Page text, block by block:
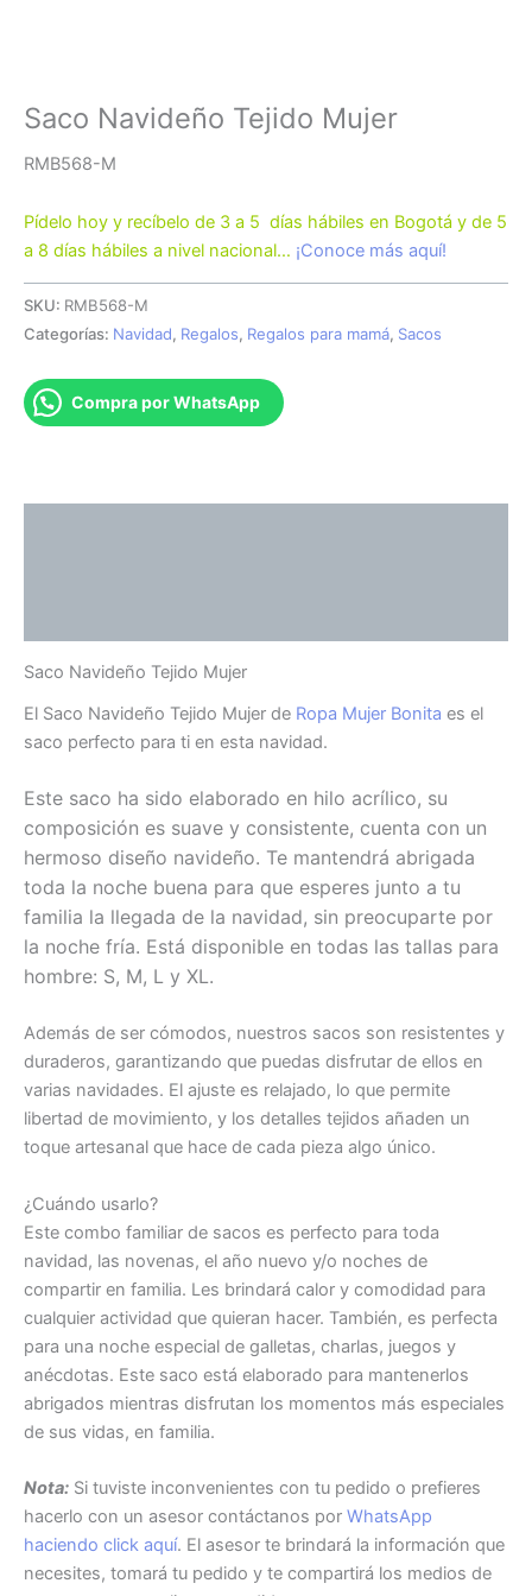
Saco Navideño Tejido Mujer
RMB568-M
Pídelo hoy y recíbelo de 3 a 5 días hábiles en Bogotá y de 5
a 8 días hábiles a nivel nacional… ¡Conoce más aquí!
SKU: RMB568-M
Categorías: Navidad, Regalos, Regalos para mamá, Sacos
Compra por WhatsApp
Saco Navideño Tejido Mujer
El Saco Navideño Tejido Mujer de Ropa Mujer Bonita es el
saco perfecto para ti en esta navidad.
Este saco ha sido elaborado en hilo acrílico, su
composición es suave y consistente, cuenta con un
hermoso diseño navideño. Te mantendrá abrigada
toda la noche buena para que esperes junto a tu
familia la llegada de la navidad, sin preocuparte por
la noche fría. Está disponible en todas las tallas para
hombre: S, M, L y XL.
Además de ser cómodos, nuestros sacos son resistentes y
duraderos, garantizando que puedas disfrutar de ellos en
varias navidades. El ajuste es relajado, lo que permite
libertad de movimiento, y los detalles tejidos añaden un
toque artesanal que hace de cada pieza algo único.
¿Cuándo usarlo?
Este combo familiar de sacos es perfecto para toda
navidad, las novenas, el año nuevo y/o noches de
compartir en familia. Les brindará calor y comodidad para
cualquier actividad que quieran hacer. También, es perfecta
para una noche especial de galletas, charlas, juegos y
anécdotas. Este saco está elaborado para mantenerlos
abrigados mientras disfrutan los momentos más especiales
de sus vidas, en familia.
Nota: Si tuviste inconvenientes con tu pedido o prefieres
hacerlo con un asesor contáctanos por WhatsApp
haciendo click aquí. El asesor te brindará la información que
necesites, tomará tu pedido y te compartirá los medios de